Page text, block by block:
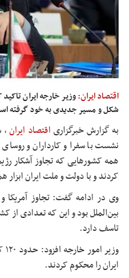
اقتصاد ایران:وزیر خارجه ایران
شکل و مسیر جدیدی به خود گرفته
به گزارش خبرگزاریاقتصاد ایران،
نشست با سفرا و کارداران و
همه کشورهایی که تجاوز آشکار
کردند و با دولت و ملت ایران
وی در ادامه گفت: تجاوز آمریکا
بین‌الملل بود و این که تعدادی از
تاسف دارد.
ایران را محکوم کردند.